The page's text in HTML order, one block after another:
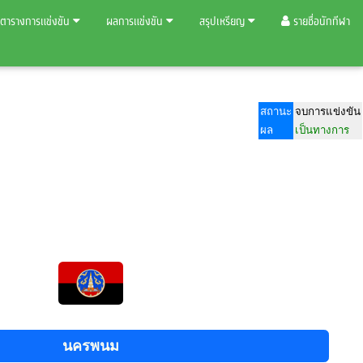
ตารางการแข่งขัน ผลการแข่งขัน สรุปเหรียญ รายชื่อนักกีฬา
สถานะ จบการแข่งขัน
ผล
เป็นทางการ
นครพนม